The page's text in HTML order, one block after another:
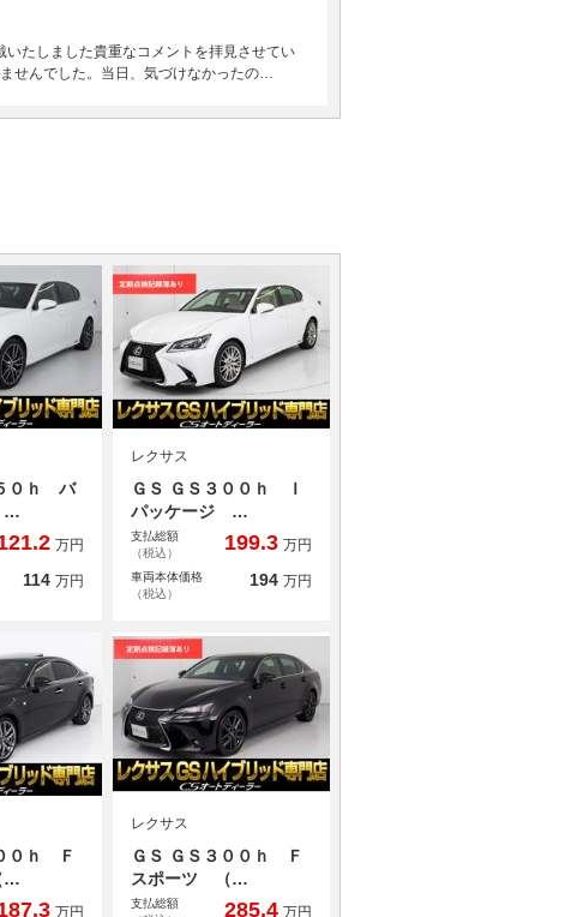
たしました貴重なコメントを拝見させてい
せんでした。当日、気づけなかったの…
０ｈ バ
…
万円
114 万円
レクサス
ＧＳ ＧＳ３００ｈ Ｉ
パッケージ …
支払総額
（税込）
199.3 万円
車両本体価格
（税込）
194 万円
０ｈ Ｆ
…
万円
レクサス
ＧＳ ＧＳ３００ｈ Ｆ
スポーツ （…
支払総額
285.4 万円